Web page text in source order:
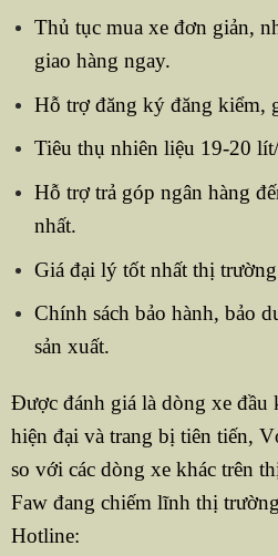
Thủ tục mua xe đơn giản,
giao hàng ngay.
Hỗ trợ đăng ký đăng kiểm,
Tiêu thụ nhiên liệu 19-20
Hỗ trợ trả góp ngân hàng
nhất.
Giá đại lý tốt nhất thị
Chính sách bảo hành, bảo
sản xuất.
Được đánh giá là dòng xe đầu
hiện đại và trang bị tiên tiến,
so với các dòng xe khác trên
Faw đang chiếm lĩnh thị
Hotline: